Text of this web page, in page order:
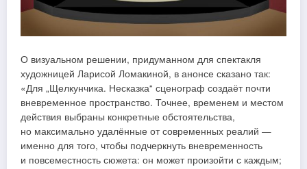
О визуальном решении, придуманном для спектакля
художницей Ларисой Ломакиной, в анонсе сказано так:
«Для „Щелкунчика. Несказка“ сценограф создаёт почти
вневременное пространство. Точнее, временем и местом
действия выбраны конкретные обстоятельства,
но максимально удалённые от современных реалий —
именно для того, чтобы подчеркнуть вневременность
и повсеместность сюжета: он может произойти с каждым;